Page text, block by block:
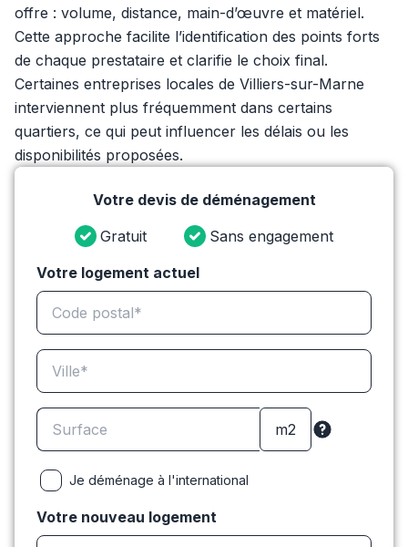
offre : volume, distance, main-d’œuvre et matériel.
Cette approche facilite l’identification des points forts
de chaque prestataire et clarifie le choix final.
Certaines entreprises locales de Villiers-sur-Marne
interviennent plus fréquemment dans certains
quartiers, ce qui peut influencer les délais ou les
disponibilités proposées.
Votre devis de déménagement
Gratuit
Sans engagement
Votre logement actuel
Je déménage à l'international
Votre nouveau logement